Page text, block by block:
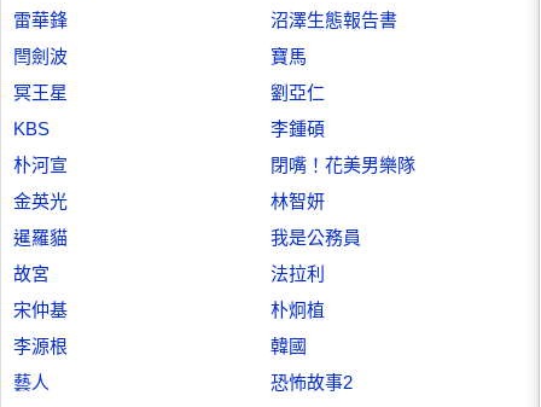
雷華鋒
沼澤生態報告書
閆劍波
寶馬
冥王星
劉亞仁
KBS
李鍾碩
朴河宣
閉嘴！花美男樂隊
金英光
林智妍
暹羅貓
我是公務員
故宮
法拉利
宋仲基
朴炯植
李源根
韓國
藝人
恐怖故事2